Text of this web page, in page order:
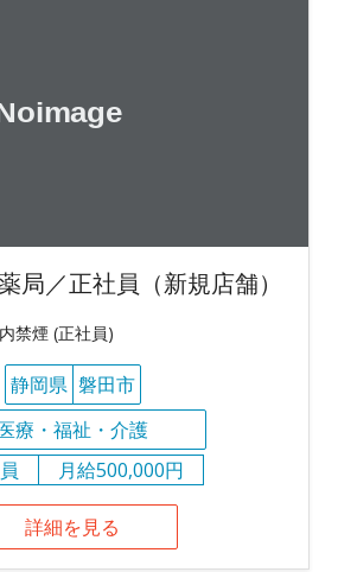
局／正社員（新規店舗）
禁煙 (正社員)
静岡県 磐田市
療・福祉・介護
月給500,000円
詳細を見る